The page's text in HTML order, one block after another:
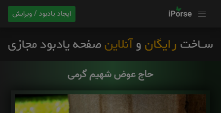
ایجاد یادبود / ویرایش
حاج عوض شهیم گرمی